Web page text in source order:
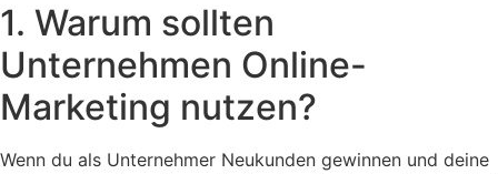
1. Warum sollten
Unternehmen Online-
Marketing nutzen?
Wenn du als Unternehmer Neukunden gewinnen und deine